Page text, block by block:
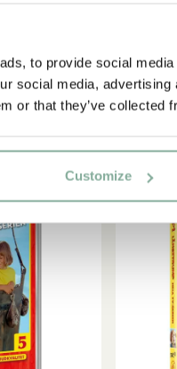
to provide social
social media,
or that they’ve collected
Customize
3 av 6 DVD